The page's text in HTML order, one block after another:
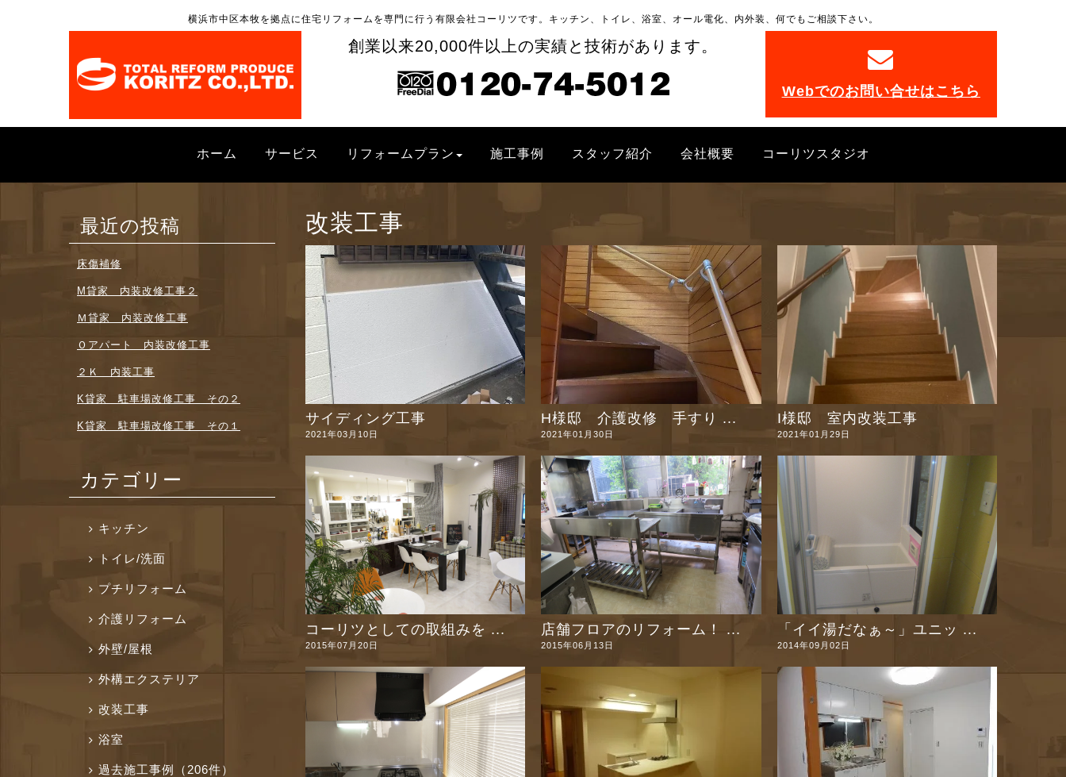
横浜市中区本牧を拠点に住宅リフォームを専門に行う有限会社コーリツです。キッチン、トイレ、浴室、オール電化、内外装、何でもご相談下さい。
創業以来20,000件以上の実績と技術があります。
Webでのお問い合せはこちら
ホーム サービス リフォームプラン 施工事例 スタッフ紹介 会社概要 コーリツスタジオ
改装工事
サイディング工事
2021年03月10日
H様邸 介護改修 手すり ...
2021年01月30日
I様邸 室内改装工事
2021年01月29日
コーリツとしての取組みを ...
2015年07月20日
店舗フロアのリフォーム！ ...
2015年06月13日
「イイ湯だなぁ～」ユニッ ...
2014年09月02日
最近の投稿
床傷補修
M貸家 内装改修工事２
Ｍ貸家 内装改修工事
Ｏアパート 内装改修工事
２Ｋ 内装工事
K貸家 駐車場改修工事 その２
K貸家 駐車場改修工事 その１
カテゴリー
キッチン
トイレ/洗面
プチリフォーム
介護リフォーム
外壁/屋根
外構エクステリア
改装工事
浴室
過去施工事例（206件）